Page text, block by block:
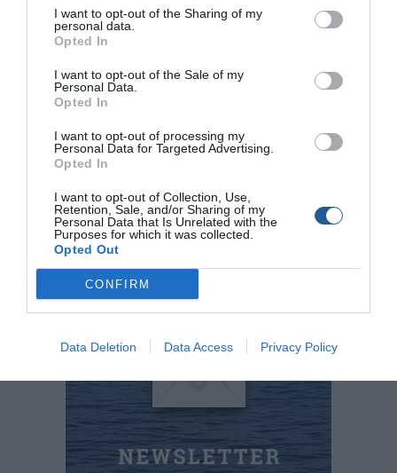
I want to opt-out of the Sharing of my
personal data.
Opted In
I want to opt-out of the Sale of my
Personal Data.
Opted In
I want to opt-out of processing my
Personal Data for Targeted Advertising.
Opted In
I want to opt-out of Collection, Use,
Retention, Sale, and/or Sharing of my
Personal Data that Is Unrelated with the
Purposes for which it was collected.
Opted Out
CONFIRM
Data Deletion Data Access Privacy Policy
ηµεροµηνίες που προτάθηκαν είναι οι παρακάτω και
σύντοµα αναµένεται η τελική απόφαση:
ΗΜΕΡΟΜΗΝΙΑ ∆ΙΕΞΑΓΩΓΗΣ ΑΓΩΝΑ ∆ΙΟΡΓΑΝΩΤΗΣ
ΟΜΙΛΟΣ
10-11 Μαΐου
ΛΕ.ΤΑ.Φ.Μακρύγιαλου
7-8 Ιουνίου Ο.Φ.Σ. Κέρκυρας
28-29 Ιουνίου Αθήνα (ΕΛΤ)
27-28 Σεπτεµβρίου Θεσσαλονίκη
Tags
Αγώνες Φουσκωτών Αγώνες Ταχυπλοΐας